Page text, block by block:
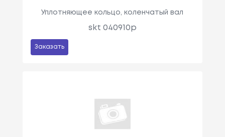
Уплотняющее кольцо, коленчатый вал
skt 040910p
Заказать